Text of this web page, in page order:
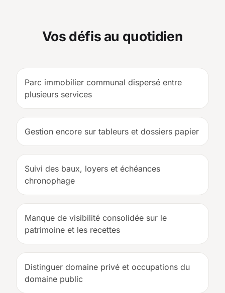
Vos défis au quotidien
Parc immobilier communal dispersé entre
plusieurs services
Gestion encore sur tableurs et dossiers papier
Suivi des baux, loyers et échéances
chronophage
Manque de visibilité consolidée sur le
patrimoine et les recettes
Distinguer domaine privé et occupations du
domaine public